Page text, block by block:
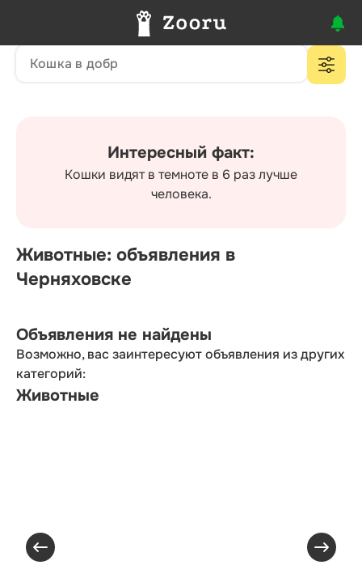
Интересный факт:
Кошки видят в темноте в 6 раз лучше
человека.
Животные: объявления в
Черняховске
Объявления не найдены
Возможно, вас заинтересуют объявления из других
категорий:
Животные